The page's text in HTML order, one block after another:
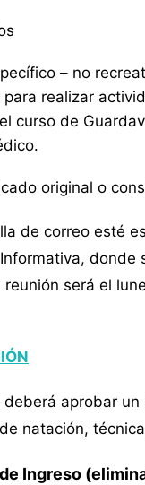
– no
realizar
curso de
original o
de correo esté
donde
será el
aprobar
natación,
Ingreso